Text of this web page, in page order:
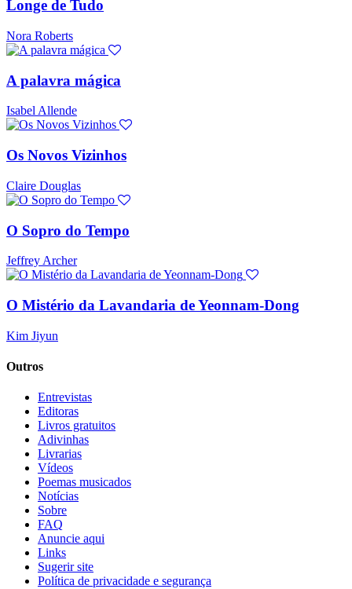
Longe de Tudo
Nora Roberts
A palavra mágica
Isabel Allende
Os Novos Vizinhos
Claire Douglas
O Sopro do Tempo
Jeffrey Archer
O Mistério da Lavandaria de Yeonnam-Dong
Kim Jiyun
Outros
Entrevistas
Editoras
Livros gratuitos
Adivinhas
Livrarias
Vídeos
Poemas musicados
Notícias
Sobre
FAQ
Anuncie aqui
Links
Sugerir site
Política de privacidade e segurança